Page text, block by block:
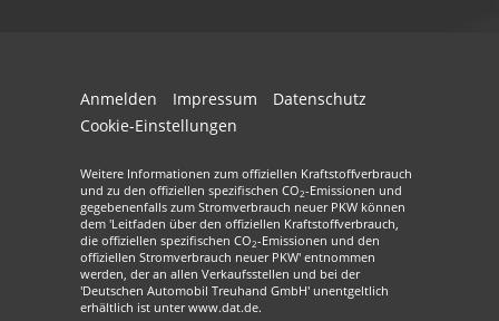
Anmelden Impressum
Datenschutz
Cookie-Einstellungen
Weitere Informationen zum offiziellen Kraftstoffverbrauch
und zu den offiziellen spezifischen CO2-Emissionen und
gegebenenfalls zum Stromverbrauch neuer PKW können
dem 'Leitfaden über den offiziellen Kraftstoffverbrauch,
die offiziellen spezifischen CO2-Emissionen und den
offiziellen Stromverbrauch neuer PKW' entnommen
werden, der an allen Verkaufsstellen und bei der
'Deutschen Automobil Treuhand GmbH' unentgeltlich
erhältlich ist unter www.dat.de.